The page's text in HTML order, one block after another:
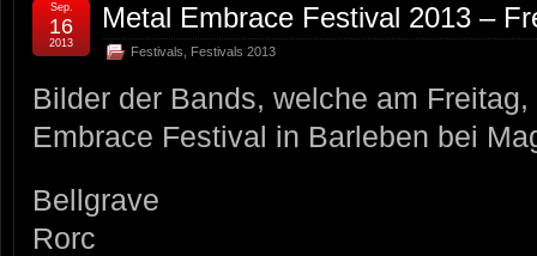
Metal Embrace Festival 2013 –
Festivals Festivals 2013
Sep.
16
2013
Bilder der Bands, welche am
Embrace Festival in Barleben bei
Bellgrave
Rorc